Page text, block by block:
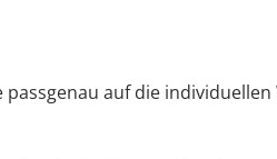
auf die